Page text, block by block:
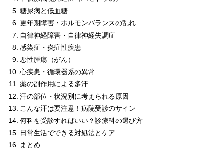
糖尿病と低血糖
更年期障害・ホルモンバランスの乱れ
自律神経障害・自律神経失調症
感染症・炎症性疾患
悪性腫瘍（がん）
心疾患・循環器系の異常
薬の副作用による多汗
汗の部位・状況別に考えられる原因
こんな汗は要注意！病院受診のサイン
何科を受診すればいい？診療科の選び方
日常生活でできる対処法とケア
まとめ